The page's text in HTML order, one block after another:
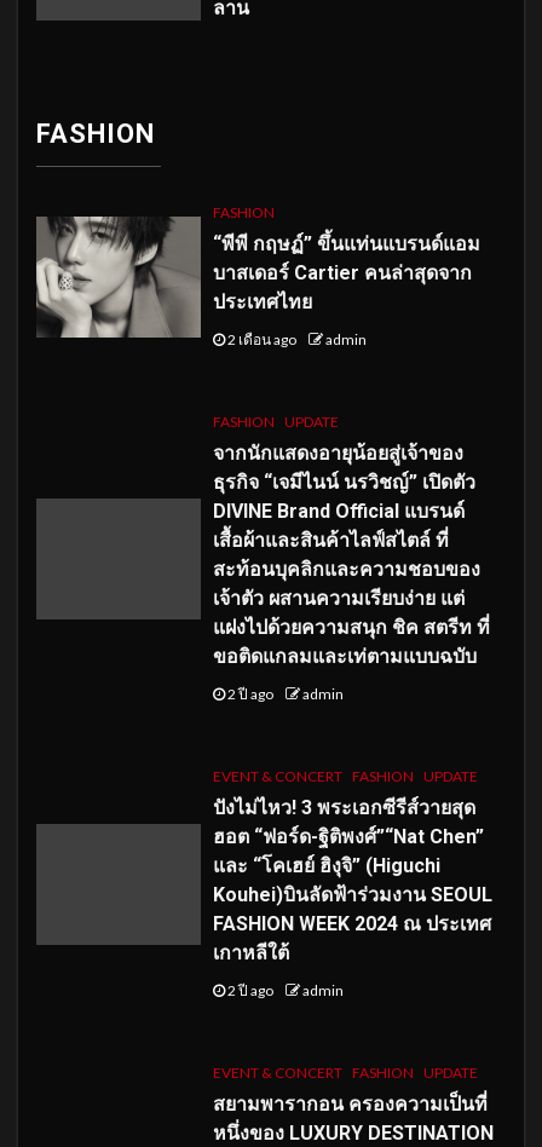
ลาน
FASHION
FASHION
“พีพี กฤษฏ์” ขึ้นแท่นแบรนด์แอม
บาสเดอร์ Cartier คนล่าสุดจาก
ประเทศไทย
2 เดือน ago admin
FASHION UPDATE
จากนักแสดงอายุน้อยสู่เจ้าของ
ธุรกิจ “เจมีไนน์ นรวิชญ์” เปิดตัว
DIVINE Brand Official แบรนด์
เสื้อผ้าและสินค้าไลฟ์สไตล์ ที่
สะท้อนบุคลิกและความชอบของ
เจ้าตัว ผสานความเรียบง่าย แต่
แฝงไปด้วยความสนุก ชิค สตรีท ที่
ขอติดแกลมและเท่ตามแบบฉบับ
2 ปี ago admin
EVENT & CONCERT FASHION UPDATE
ปังไม่ไหว! 3 พระเอกซีรีส์วายสุด
ฮอต “ฟอร์ด-ฐิติพงศ์”“Nat Chen”
และ “โคเฮย์ ฮิงุจิ” (Higuchi
Kouhei)บินลัดฟ้าร่วมงาน SEOUL
FASHION WEEK 2024 ณ ประเทศ
เกาหลีใต้
2 ปี ago admin
EVENT & CONCERT FASHION UPDATE
สยามพารากอน ครองความเป็นที่
หนึ่งของ LUXURY DESTINATION